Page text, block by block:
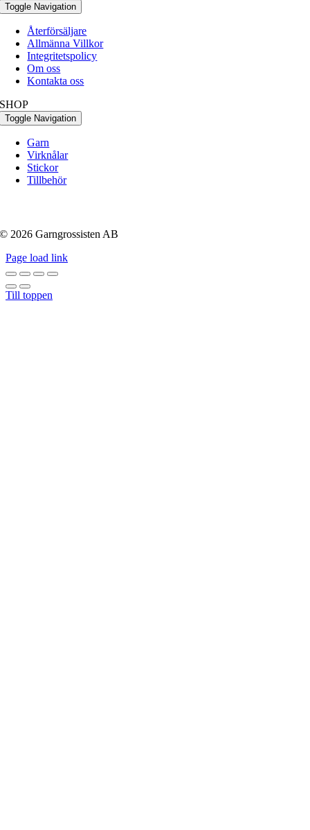
Toggle Navigation
Återförsäljare
Allmänna Villkor
Integritetspolicy
Om oss
Kontakta oss
SHOP
Toggle Navigation
Garn
Virknålar
Stickor
Tillbehör
© 2026 Garngrossisten AB
Page load link
Till toppen